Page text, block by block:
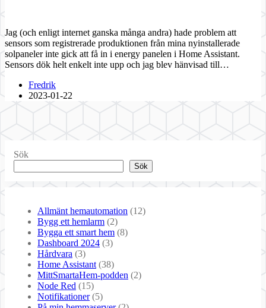
Jag (och enligt internet ganska många andra) hade problem att
sensors som registrerade produktionen från mina nyinstallerade
solpaneler inte gick att få in i energy panelen i Home Assistant.
Sensors dök helt enkelt inte upp och jag blev hänvisad till…
Fredrik
2023-01-22
Sök
Sök
Allmänt hemautomation (12)
Bygg ett hemlarm (2)
Bygga ett smart hem (8)
Dashboard 2024 (3)
Hårdvara (3)
Home Assistant (38)
MittSmartaHem-podden (2)
Node Red (15)
Notifikationer(5)